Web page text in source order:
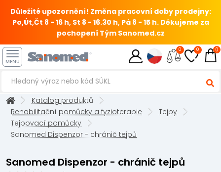
Důležité upozornění! Změna pracovní doby prodejny:
Po,Út,Čt 8 - 16 h, St 8 - 16.30 h, Pá 8 - 15 h. Děkujeme za
pochopení Tým Sanomed.cz
MENU
0 0 0
Katalog produktů
Rehabilitační pomůcky a fyzioterapie
Tejpy
Tejpovací pomůcky
Sanomed Dispenzor - chránič tejpů
Sanomed Dispenzor - chránič tejpů